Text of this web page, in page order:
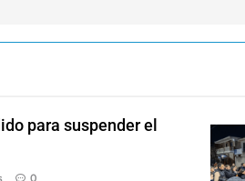
para suspender el